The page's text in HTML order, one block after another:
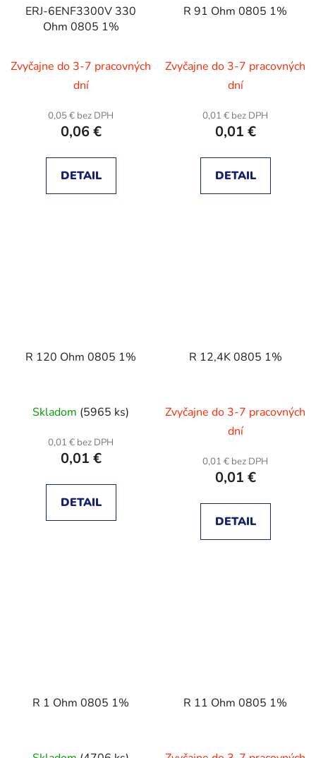
ERJ-6ENF3300V 330
Ohm 0805 1%
Zvyčajne do 3-7 pracovných
dní
0,05 € bez DPH
0,06 €
DETAIL
R 91 Ohm 0805 1%
Zvyčajne do 3-7 pracovných
dní
0,01 € bez DPH
0,01 €
DETAIL
R 120 Ohm 0805 1%
Skladom (5965 ks)
0,01 € bez DPH
0,01 €
DETAIL
R 12,4K 0805 1%
Zvyčajne do 3-7 pracovných
dní
0,01 € bez DPH
0,01 €
DETAIL
R 1 Ohm 0805 1% R 11 Ohm 0805 1%